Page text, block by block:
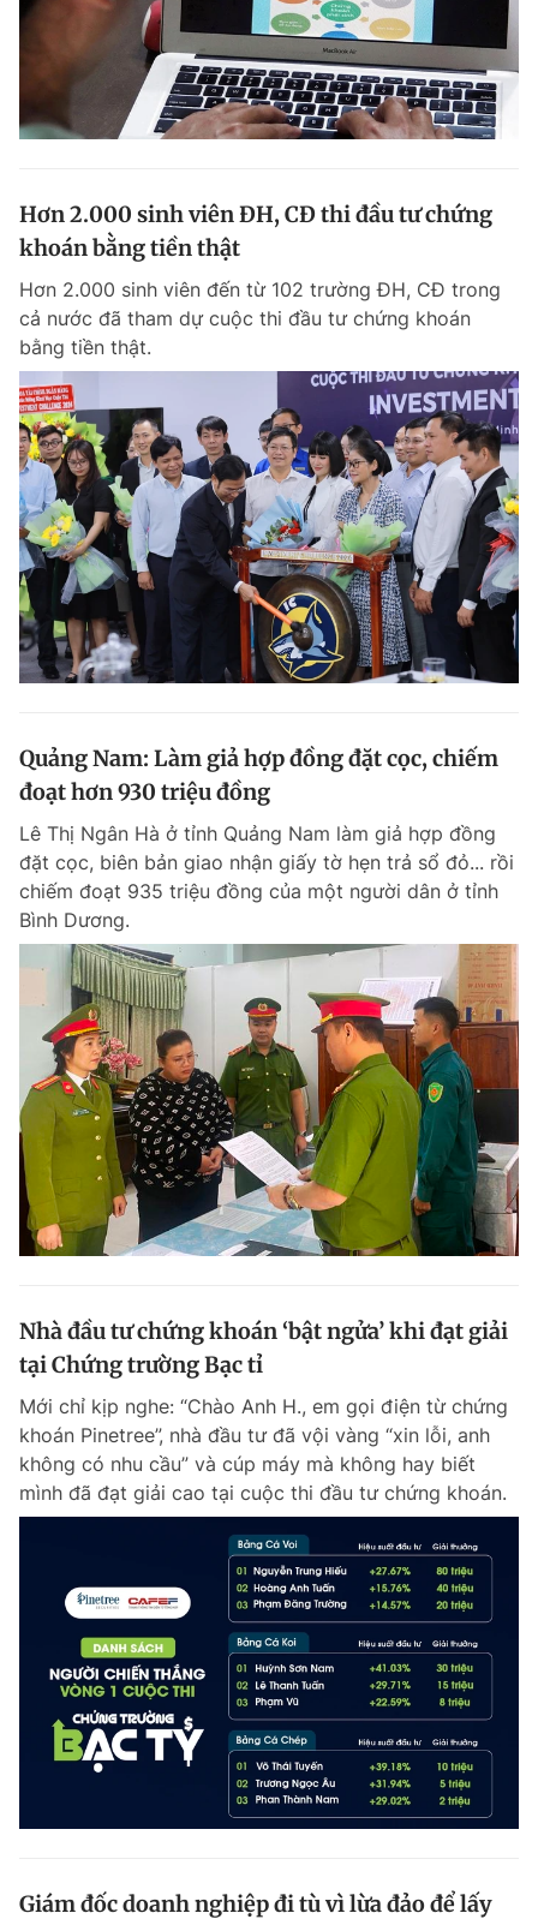
Hơn 2.000 sinh viên ĐH, CĐ thi đầu tư chứng
khoán bằng tiền thật
Hơn 2.000 sinh viên đến từ 102 trường ĐH, CĐ trong
cả nước đã tham dự cuộc thi đầu tư chứng khoán
bằng tiền thật.
Quảng Nam: Làm giả hợp đồng đặt cọc, chiếm
đoạt hơn 930 triệu đồng
Lê Thị Ngân Hà ở tỉnh Quảng Nam làm giả hợp đồng
đặt cọc, biên bản giao nhận giấy tờ hẹn trả sổ đỏ... rồi
chiếm đoạt 935 triệu đồng của một người dân ở tỉnh
Bình Dương.
Nhà đầu tư chứng khoán ‘bật ngửa’ khi đạt giải
tại Chứng trường Bạc tỉ
Mới chỉ kịp nghe: “Chào Anh H., em gọi điện từ chứng
khoán Pinetree”, nhà đầu tư đã vội vàng “xin lỗi, anh
không có nhu cầu” và cúp máy mà không hay biết
mình đã đạt giải cao tại cuộc thi đầu tư chứng khoán.
Giám đốc doanh nghiệp đi tù vì lừa đảo để lấy